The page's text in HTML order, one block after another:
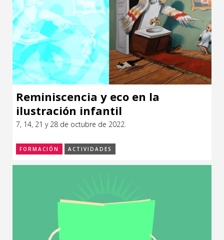
Reminiscencia y eco en la
ilustración infantil
7, 14, 21 y 28 de octubre de 2022.
FORMACIÓN ACTIVIDADES